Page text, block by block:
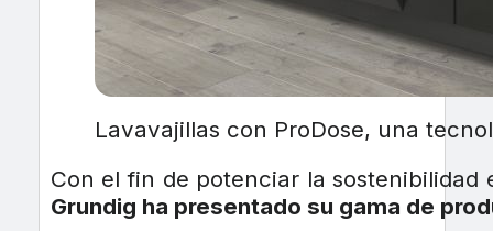
Lavavajillas con ProDose, una
Con el fin de potenciar la sostenibilidad
Grundig ha presentado su gama de